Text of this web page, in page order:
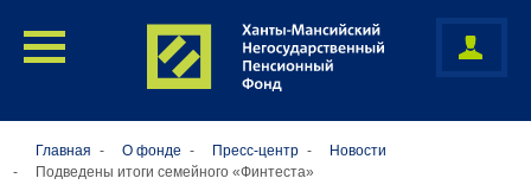
Главная О фонде Пресс-центр
Новости
Подведены итоги семейного «Финтеста»